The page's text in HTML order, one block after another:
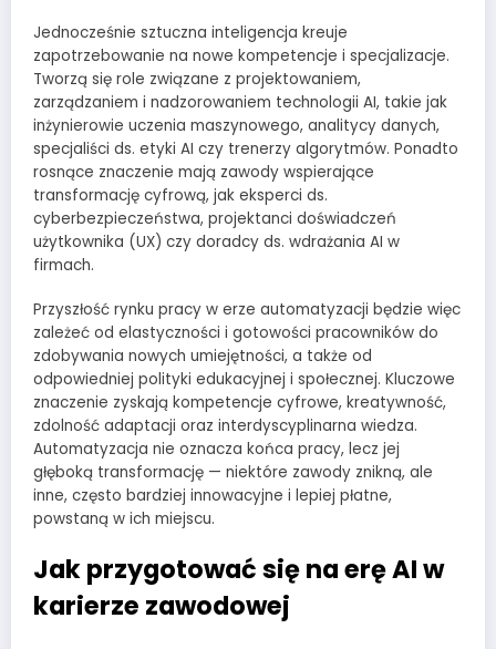
Jednocześnie sztuczna inteligencja kreuje
zapotrzebowanie na nowe kompetencje i specjalizacje.
Tworzą się role związane z projektowaniem,
zarządzaniem i nadzorowaniem technologii AI, takie jak
inżynierowie uczenia maszynowego, analitycy danych,
specjaliści ds. etyki AI czy trenerzy algorytmów. Ponadto
rosnące znaczenie mają zawody wspierające
transformację cyfrową, jak eksperci ds.
cyberbezpieczeństwa, projektanci doświadczeń
użytkownika (UX) czy doradcy ds. wdrażania AI w
firmach.
Przyszłość rynku pracy w erze automatyzacji będzie więc
zależeć od elastyczności i gotowości pracowników do
zdobywania nowych umiejętności, a także od
odpowiedniej polityki edukacyjnej i społecznej. Kluczowe
znaczenie zyskają kompetencje cyfrowe, kreatywność,
zdolność adaptacji oraz interdyscyplinarna wiedza.
Automatyzacja nie oznacza końca pracy, lecz jej
głęboką transformację — niektóre zawody znikną, ale
inne, często bardziej innowacyjne i lepiej płatne,
powstaną w ich miejscu.
Jak przygotować się na erę AI w
karierze zawodowej